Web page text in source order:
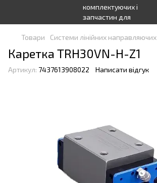
Товари Системи лінійних направляючих
Каретка TRH30VN-H-Z1
Артикул: 7437613908022 Написати відгук